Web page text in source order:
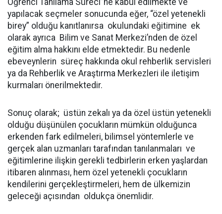
Öğrenci Tanılama Süreci”ne kabul edilmekte ve
yapılacak seçmeler sonucunda eğer, “özel yetenekli
birey” olduğu kanıtlanırsa okulundaki eğitimine ek
olarak ayrıca Bilim ve Sanat Merkezi’nden de özel
eğitim alma hakkını elde etmektedir. Bu nedenle
ebeveynlerin süreç hakkında okul rehberlik servisleri
ya da Rehberlik ve Araştırma Merkezleri ile iletişim
kurmaları önerilmektedir.
Sonuç olarak; üstün zekalı ya da özel üstün yetenekli
olduğu düşünülen çocukların mümkün olduğunca
erkenden fark edilmeleri, bilimsel yöntemlerle ve
gerçek alan uzmanları tarafından tanılanmaları ve
eğitimlerine ilişkin gerekli tedbirlerin erken yaşlardan
itibaren alınması, hem özel yetenekli çocukların
kendilerini gerçekleştirmeleri, hem de ülkemizin
geleceği açısından oldukça önemlidir.